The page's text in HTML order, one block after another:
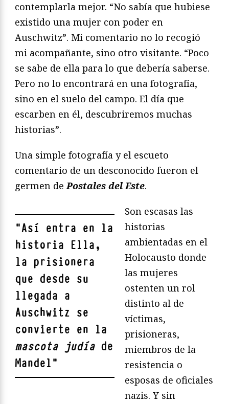
contemplarla mejor. “No sabía que hubiese
existido una mujer con poder en
Auschwitz”. Mi comentario no lo recogió
mi acompañante, sino otro visitante. “Poco
se sabe de ella para lo que debería saberse.
Pero no lo encontrará en una fotografía,
sino en el suelo del campo. El día que
escarben en él, descubriremos muchas
historias”.
Una simple fotografía y el escueto
comentario de un desconocido fueron el
germen dePostales del Este.
"Así entra en la
historia Ella,
la prisionera
que desde su
llegada a
Auschwitz se
convierte en la
mascota judíade
Mandel"
Son escasas las
historias
ambientadas en el
Holocausto donde
las mujeres
ostenten un rol
distinto al de
víctimas,
prisioneras,
miembros de la
resistencia o
esposas de oficiales
nazis. Y sin